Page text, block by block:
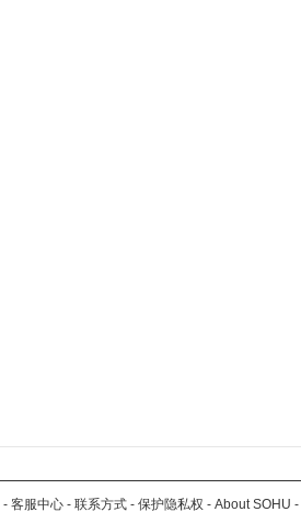
- 客服中心 - 联系方式 - 保护隐私权 - About SOHU -